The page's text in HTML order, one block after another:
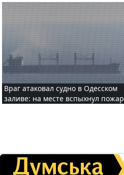
Враг атаковал судно в Одесском
заливе: на месте вспыхнул пожар